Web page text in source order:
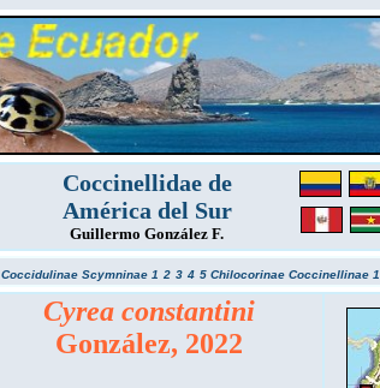
Coccinellidae de
América del Sur
Guillermo González F.
Coccidulinae Scymninae 1 2 3 4 5 Chilocorinae Coccinellinae 1
Cyrea constantini
González, 2022